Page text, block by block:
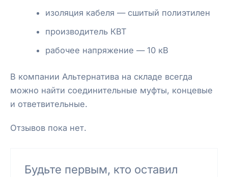
изоляция кабеля — сшитый полиэтилен
производитель КВТ
рабочее напряжение — 10 кВ
В компании Альтернатива на складе всегда
можно найти соединительные муфты, концевые
и ответвительные.
Отзывов пока нет.
Будьте первым, кто оставил